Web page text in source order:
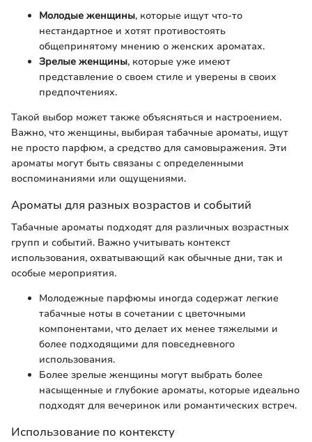
Молодые женщины, которые ищут что-то
нестандартное и хотят противостоять
общепринятому мнению о женских ароматах.
Зрелые женщины, которые уже имеют
представление о своем стиле и уверены в своих
предпочтениях.
Такой выбор может также объясняться и настроением.
Важно, что женщины, выбирая табачные ароматы, ищут
не просто парфюм, а средство для самовыражения. Эти
ароматы могут быть связаны с определенными
воспоминаниями или ощущениями.
Ароматы для разных возрастов и событий
Табачные ароматы подходят для различных возрастных
групп и событий. Важно учитывать контекст
использования, охватывающий как обычные дни, так и
особые мероприятия.
Молодежные парфюмы иногда содержат легкие
табачные ноты в сочетании с цветочными
компонентами, что делает их менее тяжелыми и
более подходящими для повседневного
использования.
Более зрелые женщины могут выбрать более
насыщенные и глубокие ароматы, которые идеально
подходят для вечеринок или романтических встреч.
Использование по контексту